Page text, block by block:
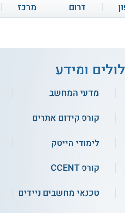
דרום מרכז
הנדסאים באריאל - הנדסאי
ומידע
מדעי המחשב
קורס קידום אתרים
לימודי הייטק
קורס CCENT
טכנאי מחשבים ניידים